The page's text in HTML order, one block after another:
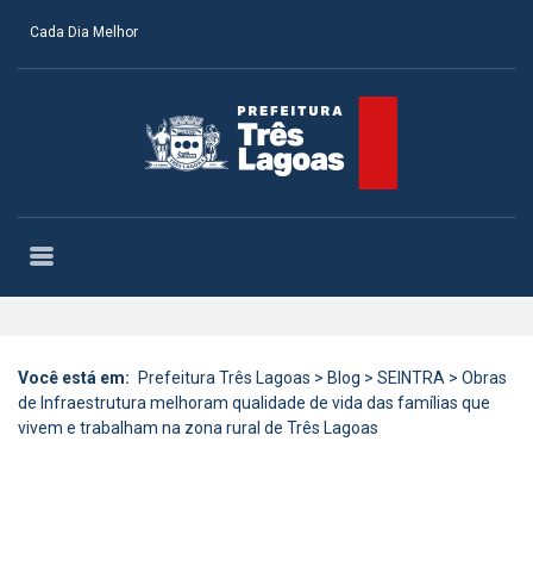
Cada Dia Melhor
Você está em: Prefeitura Três Lagoas > Blog > SEINTRA > Obras
de Infraestrutura melhoram qualidade de vida das famílias que
vivem e trabalham na zona rural de Três Lagoas